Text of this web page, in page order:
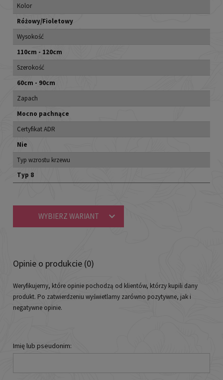
Kolor
Różowy/Fioletowy
Wysokość
110cm - 120cm
Szerokość
60cm - 90cm
Zapach
Mocno pachnące
Certyfikat ADR
Nie
Typ wzrostu krzewu
Typ 8
WYBIERZ WARIANT
Opinie o produkcie (0)
Weryfikujemy, które opinie pochodzą od klientów, którzy kupili dany
produkt. Po zatwierdzeniu wyświetlamy zarówno pozytywne, jak i
negatywne opinie.
Imię lub pseudonim: